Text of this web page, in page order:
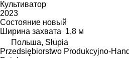
Культиватор
2023
Состояние новый
Ширина захвата 1,8 м
Польша, Słupia
Przedsiębiorstwo Produkcyjno-